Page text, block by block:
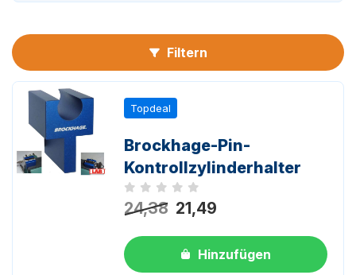
Filtern
Topdeal
Brockhage-Pin-
Kontrollzylinderhalter
Noch keine Bewertungen
24,38 21,49
Hinzufügen